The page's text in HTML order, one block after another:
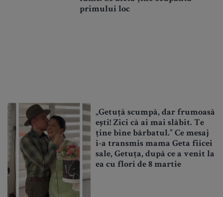
primului loc
„Getuță scumpă, dar frumoasă
ești! Zici că ai mai slăbit. Te
ține bine bărbatul.” Ce mesaj
i-a transmis mama Geta fiicei
sale, Getuța, după ce a venit la
ea cu flori de 8 martie